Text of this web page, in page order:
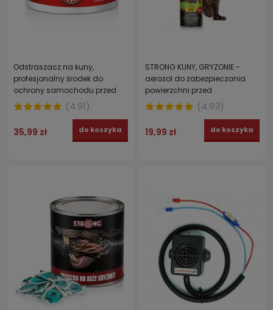
Odstraszacz na kuny,
profesjonalny środek do
ochrony samochodu przed
kunami GĘSTY PŁYN RED KUNA
200 g
(4.91)
35,99 zł do koszyka
STRONG KUNY, GRYZONIE -
aerozol do zabezpieczania
powierzchni przed
zabrudzeniami NOT FOR
MARTENS 300 ml
(4.93)
19,99 zł do koszyka